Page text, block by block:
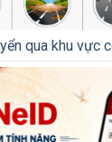
qua khu vực